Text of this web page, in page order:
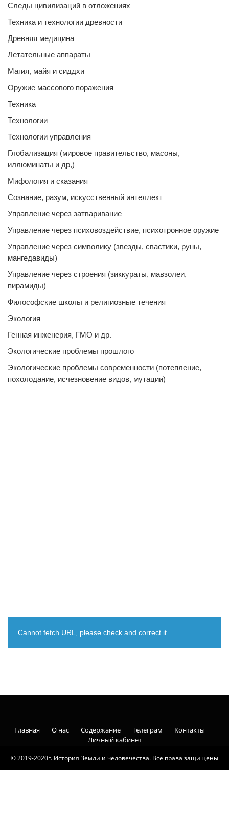
Следы цивилизаций в отложениях
Техника и технологии древности
Древняя медицина
Летательные аппараты
Магия, майя и сиддхи
Оружие массового поражения
Техника
Технологии
Технологии управления
Глобализация (мировое правительство, масоны,
иллюминаты и др,)
Мифология и сказания
Сознание, разум, искусственный интеллект
Управление через затваривание
Управление через психовоздействие, психотронное оружие
Управление через символику (звезды, свастики, руны,
мангедавиды)
Управление через строения (зиккураты, мавзолеи,
пирамиды)
Философские школы и религиозные течения
Экология
Генная инженерия, ГМО и др.
Экологические проблемы прошлого
Экологические проблемы современности (потепление,
похолодание, исчезновение видов, мутации)
Cannot fetch URL, please check and correct it.
© 2019-2020г. История Земли и человечества. Все права защищены
Главная О нас Содержание Телеграм
Контакты
Личный кабинет